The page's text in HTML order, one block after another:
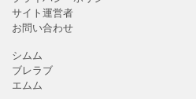
サイト運営者
お問い合わせ
シムム
ブレラブ
エムム